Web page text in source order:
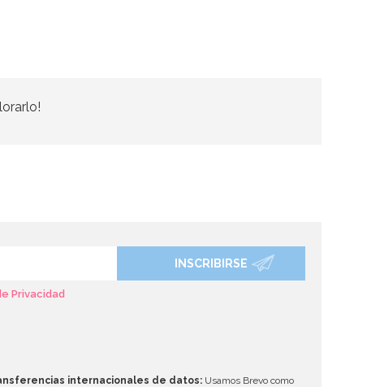
INSCRIBIRSE
Privacidad
internacionales de datos: Usamos Brevo como